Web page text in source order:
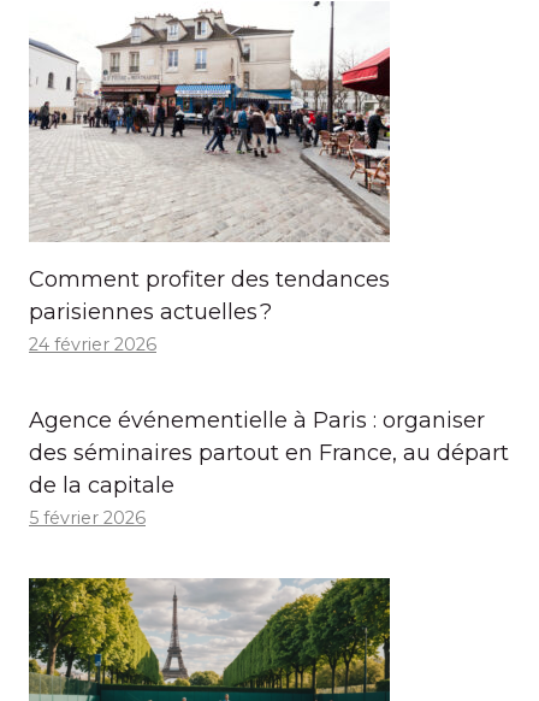
Comment profiter des tendances
parisiennes actuelles ?
24 février 2026
Agence événementielle à Paris : organiser
des séminaires partout en France, au départ
de la capitale
5 février 2026